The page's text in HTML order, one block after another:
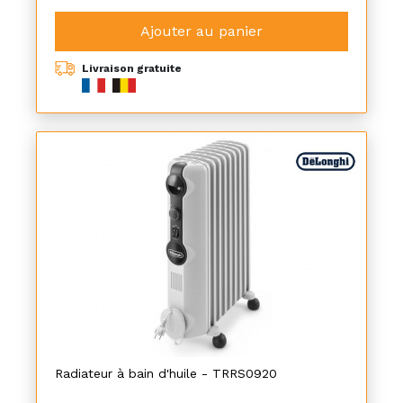
Ajouter au panier
Livraison gratuite
Radiateur à bain d'huile - TRRS0920